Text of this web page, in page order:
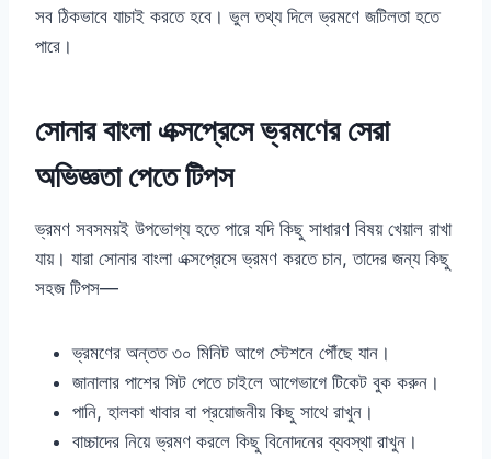
সব ঠিকভাবে যাচাই করতে হবে। ভুল তথ্য দিলে ভ্রমণে জটিলতা হতে
পারে।
সোনার বাংলা এক্সপ্রেসে ভ্রমণের সেরা
অভিজ্ঞতা পেতে টিপস
ভ্রমণ সবসময়ই উপভোগ্য হতে পারে যদি কিছু সাধারণ বিষয় খেয়াল রাখা
যায়। যারা সোনার বাংলা এক্সপ্রেসে ভ্রমণ করতে চান, তাদের জন্য কিছু
সহজ টিপস—
ভ্রমণের অন্তত ৩০ মিনিট আগে স্টেশনে পৌঁছে যান।
জানালার পাশের সিট পেতে চাইলে আগেভাগে টিকেট বুক করুন।
পানি, হালকা খাবার বা প্রয়োজনীয় কিছু সাথে রাখুন।
বাচ্চাদের নিয়ে ভ্রমণ করলে কিছু বিনোদনের ব্যবস্থা রাখুন।